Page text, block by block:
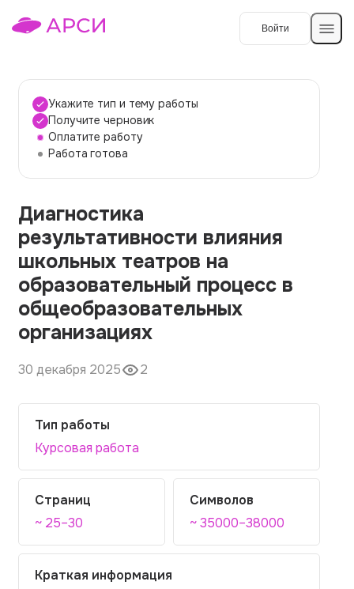
Войти
Темы работ
О сервисе
О компании
Наши гарантии
Порядок оплаты
Вопросы и ответы
Отзывы
Контакты
Укажите тип и тему работы
Получите черновик
Оплатите работу
Работа готова
Диагностика
результативности влияния
школьных театров на
образовательный процесс в
общеобразовательных
организациях
30 декабря 2025 2
Тип работы
Курсовая работа
Страниц
~ 25–30
Символов
~ 35000–38000
Краткая информация